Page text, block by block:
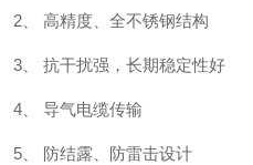
2、 高精度、全不锈钢结构
3、 抗干扰强，长期稳定性好
4、 导气电缆传输
5、 防结露、防雷击设计